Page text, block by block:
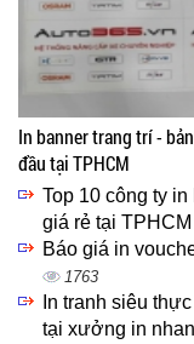
In banner trang trí -
đầu tại TPHCM
Top 10 công ty
giá rẻ tại TPHCM
Báo giá in
1763
In tranh siêu
tại xưởng in